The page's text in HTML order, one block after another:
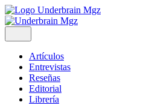
Artículos
Entrevistas
Reseñas
Editorial
Librería